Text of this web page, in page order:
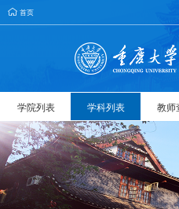
首页
学院列表 学科列表 教师